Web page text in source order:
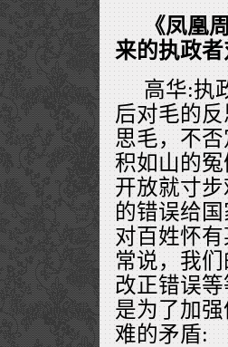
《凤凰
来的执政
高华:执
后对毛的
思毛，不
积如山的
开放就寸
的错误给
对百姓怀
常说，我
改正错误
是为了加
难的矛盾: